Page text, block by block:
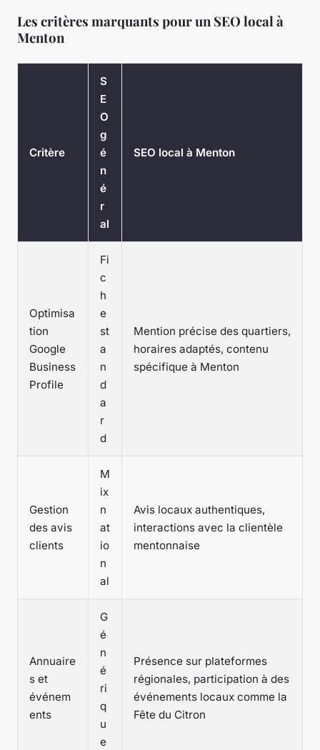
Les critères marquants pour un SEO local à
Menton
Critère
S
E
O
g
é
n
é
r
al
SEO local à Menton
Optimisa
tion
Google
Business
Profile
Fi
c
h
e
st
a
n
d
a
r
d
Mention précise des quartiers,
horaires adaptés, contenu
spécifique à Menton
Gestion
des avis
clients
M
ix
n
at
io
n
al
Avis locaux authentiques,
interactions avec la clientèle
mentonnaise
Annuaire
s et
événem
ents
G
é
n
é
ri
q
u
e
Présence sur plateformes
régionales, participation à des
événements locaux comme la
Fête du Citron